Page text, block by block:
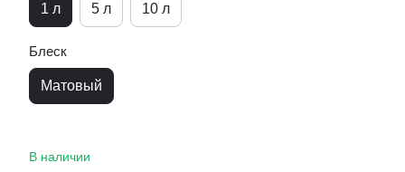
1 л 5 л 10 л
Блеск
Матовый
В наличии